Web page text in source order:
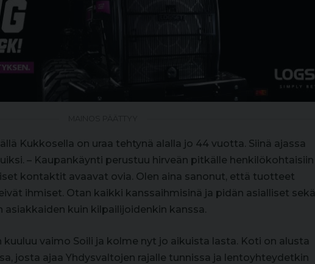
Kukkosella on uraa tehtynä alalla jo 44 vuotta. Siinä ajassa
– Kaupankäynti perustuu hirveän pitkälle henkilökohtaisiin
kontaktit avaavat ovia. Olen aina sanonut, että tuotteet
ihmiset. Otan kaikki kanssaihmisinä ja pidän asialliset sekä
kuin kilpailijoidenkin kanssa.
vaimo Soili ja kolme nyt jo aikuista lasta. Koti on alusta
josta ajaa Yhdysvaltojen rajalle tunnissa ja lentoyhteydetkin